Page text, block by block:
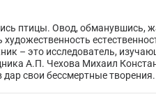
птицы. Овод, обманувшись,
– это исследователь,
А.П. Чехова Михаил
свои бессмертные творения.